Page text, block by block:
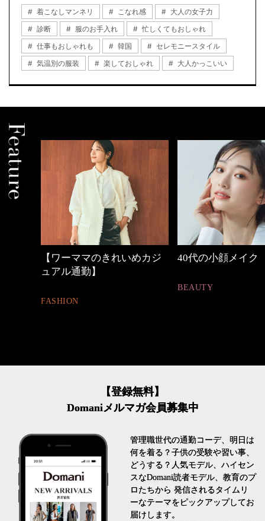
着こなしマンネリ こなれ感
大人の女子力
診断
服のお手入れ
忙しくてもおしゃれ
仕事もおしゃれも
韓国
セレモニースタイル
気温別の服装
楽しておしゃれ 大人かっこいい
40代の小顔メイク
心地よくいられる
【登録無料】
Domaniメルマガ会員募集中
管理職世代の通勤コーデ、明日は
何を着る？子供の受験や習い事、
どうする？人気モデル、ハイセン
スなDomani読者モデル、教育のプ
ロたちから 発信されるタイムリ
ーなテーマをピックアップしてお
届けします。